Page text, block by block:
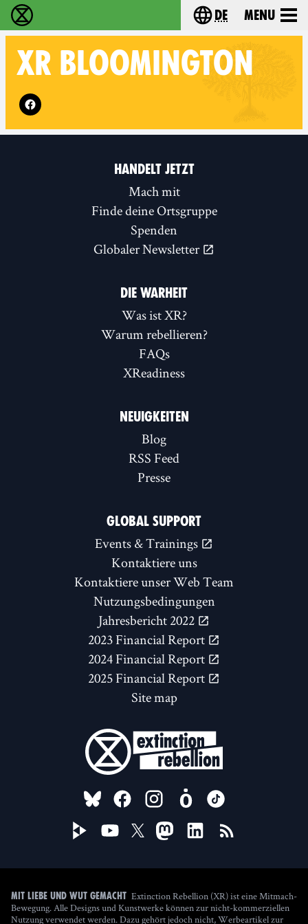
extinction rebellion - Home Choose your
de Menu
XR BLOOMINGTON
Follow XR Bloomington on
HANDELT JETZT
Mach mit
Finde deine Ortsgruppe
Spenden
Globaler Newsletter
DIE WARHEIT
Was ist XR?
Warum rebellieren?
FAQs
XReadiness
NEUIGKEITEN
Blog
RSS Feed
Presse
GLOBAL SUPPORT
Events & Trainings
Kontaktiere uns
Kontaktiere unser Web Team
Nutzungsbedingungen
Jahresbericht 2022
2023 Financial Report
2024 Financial Report
2025 Financial Report
Site map
FOLLOW US ON
Mit Liebe und Wut gemacht Extinction Rebellion (XR) ist eine Mitmach-
Bewegung. Alle Designs und Kunstwerke können zur nicht-kommerziellen
Nutzung verwendet werden. Dazu gehört jedoch nicht, Werbeartikel zur